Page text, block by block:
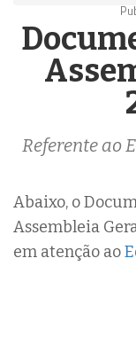
Referente ao
Abaixo, o
Assembleia
em atenção ao